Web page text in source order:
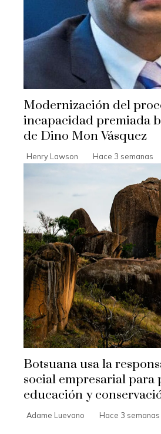
Modernización del
incapacidad premiada
de Dino Mon Vásquez
Henry Lawson Hace 3 semanas
Botsuana usa la
social empresarial para
educación y
Adame Luevano Hace 3 semanas